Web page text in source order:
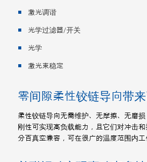
激光调谐
光学过滤器/开关
光学
激光束稳定
零间隙柔性铰链导向带
柔性铰链导向无需维护、无摩擦、无磨
刚性可实现高负载能力，且它们对冲击
分百真空兼容，可在很广的温度范围内工